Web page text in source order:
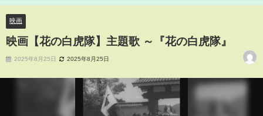
映画
映画【花の白虎隊】主題歌 ～『花の白虎隊』
2025年8月25日 2025年8月25日